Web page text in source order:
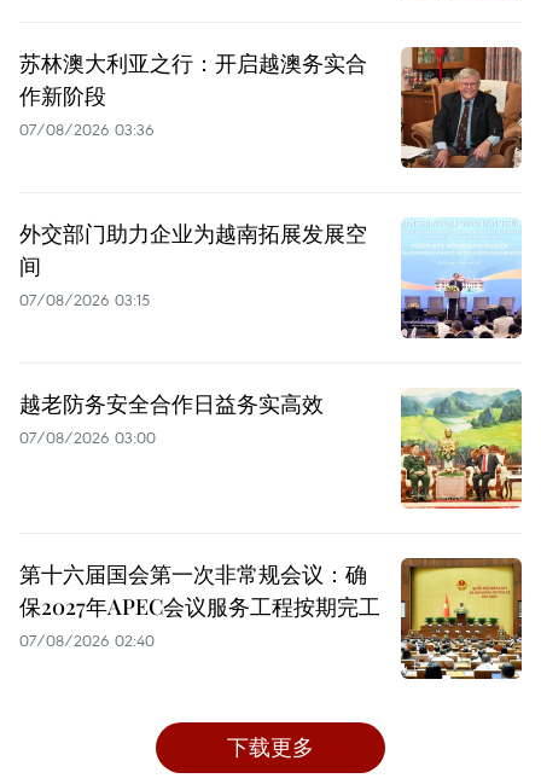
苏林澳大利亚之行：开启越澳务实合
作新阶段
07/08/2026 03:36
外交部门助力企业为越南拓展发展空
间
07/08/2026 03:15
越老防务安全合作日益务实高效
07/08/2026 03:00
第十六届国会第一次非常规会议：确
保2027年APEC会议服务工程按期完工
07/08/2026 02:40
下载更多